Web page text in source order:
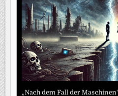
„Nach dem Fall der